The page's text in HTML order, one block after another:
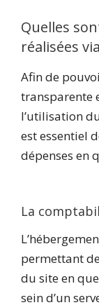
Quelles
réalisées
Afin de
transparente
l’utilisation
est essentiel
dépenses en
La
permettant
du site en
sein d’un